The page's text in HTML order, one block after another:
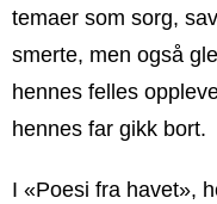
temaer som sorg,
smerte, men også
hennes felles
hennes far gikk bort.
I «Poesi fra havet»,